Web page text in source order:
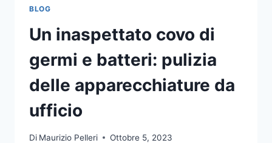
BLOG
Un inaspettato covo di
germi e batteri: pulizia
delle apparecchiature da
ufficio
Di Maurizio Pelleri Ottobre 5, 2023